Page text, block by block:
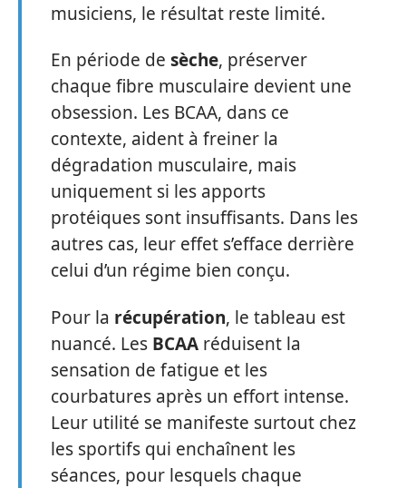
musiciens, le résultat reste limité.
En période de sèche, préserver
chaque fibre musculaire devient une
obsession. Les BCAA, dans ce
contexte, aident à freiner la
dégradation musculaire, mais
uniquement si les apports
protéiques sont insuffisants. Dans les
autres cas, leur effet s’efface derrière
celui d’un régime bien conçu.
Pour la récupération, le tableau est
nuancé. Les BCAA réduisent la
sensation de fatigue et les
courbatures après un effort intense.
Leur utilité se manifeste surtout chez
les sportifs qui enchaînent les
séances, pour lesquels chaque